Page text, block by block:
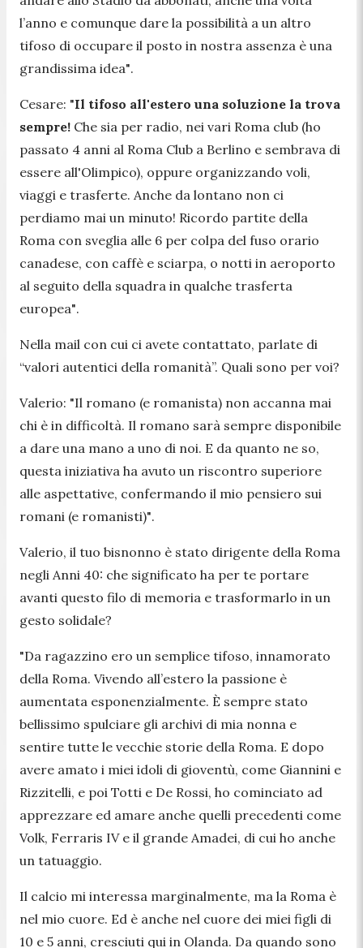
l’anno e comunque dare la possibilità a un altro
tifoso di occupare il posto in nostra assenza è una
grandissima idea".
Cesare: "Il tifoso all'estero una soluzione la trova
sempre! Che sia per radio, nei vari Roma club (ho
passato 4 anni al Roma Club a Berlino e sembrava di
essere all'Olimpico), oppure organizzando voli,
viaggi e trasferte. Anche da lontano non ci
perdiamo mai un minuto! Ricordo partite della
Roma con sveglia alle 6 per colpa del fuso orario
canadese, con caffè e sciarpa, o notti in aeroporto
al seguito della squadra in qualche trasferta
europea".
Nella mail con cui ci avete contattato, parlate di
“valori autentici della romanità”. Quali sono per voi?
Valerio: "Il romano (e romanista) non accanna mai
chi è in difficoltà. Il romano sarà sempre disponibile
a dare una mano a uno di noi. E da quanto ne so,
questa iniziativa ha avuto un riscontro superiore
alle aspettative, confermando il mio pensiero sui
romani (e romanisti)".
Valerio, il tuo bisnonno è stato dirigente della Roma
negli Anni 40: che significato ha per te portare
avanti questo filo di memoria e trasformarlo in un
gesto solidale?
"Da ragazzino ero un semplice tifoso, innamorato
della Roma. Vivendo all’estero la passione è
aumentata esponenzialmente. È sempre stato
bellissimo spulciare gli archivi di mia nonna e
sentire tutte le vecchie storie della Roma. E dopo
avere amato i miei idoli di gioventù, come Giannini e
Rizzitelli, e poi Totti e De Rossi, ho cominciato ad
apprezzare ed amare anche quelli precedenti come
Volk, Ferraris IV e il grande Amadei, di cui ho anche
un tatuaggio.
Il calcio mi interessa marginalmente, ma la Roma è
nel mio cuore. Ed è anche nel cuore dei miei figli di
10 e 5 anni, cresciuti qui in Olanda. Da quando sono